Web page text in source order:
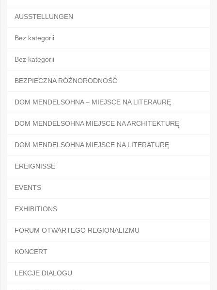
AUSSTELLUNGEN
Bez kategorii
Bez kategorii
BEZPIECZNA RÓŻNORODNOŚĆ
DOM MENDELSOHNA – MIEJSCE NA LITERAURĘ
DOM MENDELSOHNA MIEJSCE NA ARCHITEKTURĘ
DOM MENDELSOHNA MIEJSCE NA LITERATURĘ
EREIGNISSE
EVENTS
EXHIBITIONS
FORUM OTWARTEGO REGIONALIZMU
KONCERT
LEKCJE DIALOGU